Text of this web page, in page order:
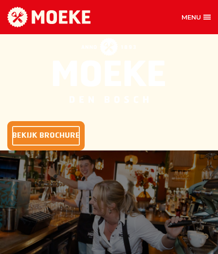
MENU
BEKIJK BROCHURE
FEESTARRANGEMENTEN
BIJ MOEKE DEN BOSCH
Samen genieten van goed eten in een gezellige
sfeer? Bij Moeke Den Bosch ben je aan het juiste
adres voor complete groepsarrangementen. Of je nu
kiest voor een buffet, BBQ, shared dining of een
walking dinner — Moeke zorgt dat alles tot in de